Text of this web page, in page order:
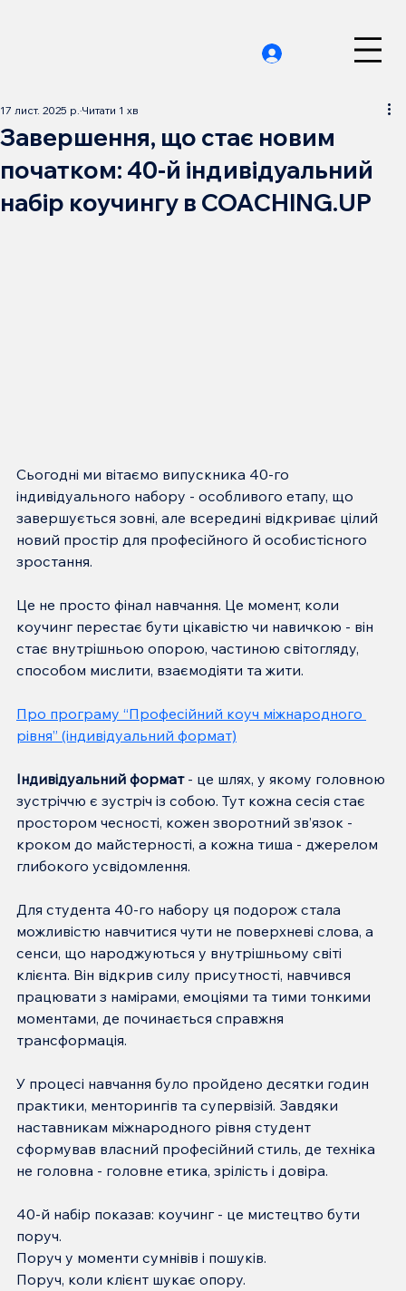
Завершення, що стає новим
початком: 40-й індивідуальний
набір коучингу в COACHING.UP
17 лист. 2025 р. Читати 1 хв
Сьогодні ми вітаємо випускника 40-го
індивідуального набору - особливого етапу, що
завершується зовні, але всередині відкриває цілий
новий простір для професійного й особистісного
зростання.
Це не просто фінал навчання. Це момент, коли
коучинг перестає бути цікавістю чи навичкою - він
стає внутрішньою опорою, частиною світогляду,
способом мислити, взаємодіяти та жити.
Про програму “Професійний коуч міжнародного
рівня” (індивідуальний формат)
Індивідуальний формат - це шлях, у якому головною
зустріччю є зустріч із собою. Тут кожна сесія стає
простором чесності, кожен зворотний зв’язок -
кроком до майстерності, а кожна тиша - джерелом
глибокого усвідомлення.
Для студента 40-го набору ця подорож стала
можливістю навчитися чути не поверхневі слова, а
сенси, що народжуються у внутрішньому світі
клієнта. Він відкрив силу присутності, навчився
працювати з намірами, емоціями та тими тонкими
моментами, де починається справжня
трансформація.
У процесі навчання було пройдено десятки годин
практики, менторингів та супервізій. Завдяки
наставникам міжнародного рівня студент
сформував власний професійний стиль, де техніка
не головна - головне етика, зрілість і довіра.
40-й набір показав: коучинг - це мистецтво бути
поруч.
Поруч у моменти сумнівів і пошуків.
Поруч, коли клієнт шукає опору.